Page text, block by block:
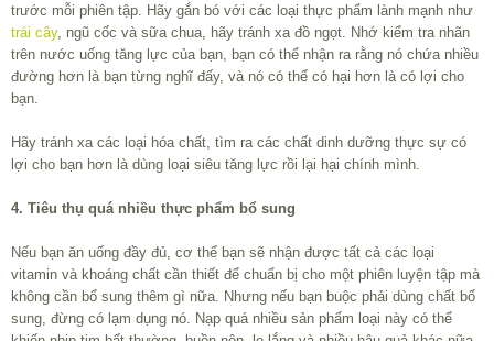
trước mỗi phiên tập. Hãy gắn bó với các loại thực phẩm lành mạnh như
trái cây, ngũ cốc và sữa chua, hãy tránh xa đồ ngọt. Nhớ kiểm tra nhãn
trên nước uống tăng lực của bạn, bạn có thể nhận ra rằng nó chứa nhiều
đường hơn là bạn từng nghĩ đấy, và nó có thể có hại hơn là có lợi cho
bạn.
Hãy tránh xa các loại hóa chất, tìm ra các chất dinh dưỡng thực sự có
lợi cho bạn hơn là dùng loại siêu tăng lực rồi lại hại chính mình.
4. Tiêu thụ quá nhiều thực phẩm bổ sung
Nếu bạn ăn uống đầy đủ, cơ thể bạn sẽ nhận được tất cả các loại
vitamin và khoáng chất cần thiết để chuẩn bị cho một phiên luyện tập mà
không cần bổ sung thêm gì nữa. Nhưng nếu bạn buộc phải dùng chất bổ
sung, đừng có lạm dụng nó. Nạp quá nhiều sản phẩm loại này có thể